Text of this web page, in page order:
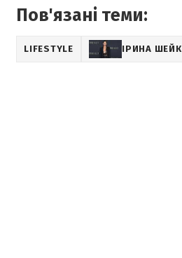
Пов'язані теми:
LIFESTYLE ІРИНА ШЕЙК